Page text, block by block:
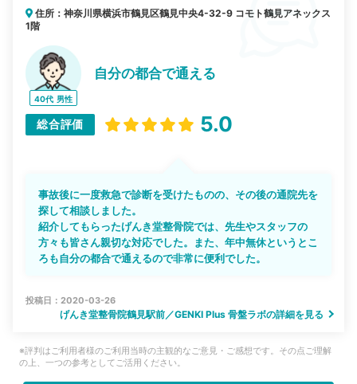
住所：神奈川県横浜市鶴見区鶴見中央4-32-9 コモト鶴見アネックス
1階
40代 男性
自分の都合で通える
総合評価 5.0
事故後に一度救急で診断を受けたものの、その後の通院先を
探して相談しました。
紹介してもらったげんき堂整骨院では、先生やスタッフの
方々も皆さん親切な対応でした。また、年中無休というとこ
ろも自分の都合で通えるので非常に便利でした。
投稿日：2020-03-26
げんき堂整骨院鶴見駅前／GENKI Plus 骨盤ラボの詳細を見る
※評判はご利用者様のご利用当時の主観的なご意見・ご感想です。その点ご理解
の上、一つの参考としてご活用ください。